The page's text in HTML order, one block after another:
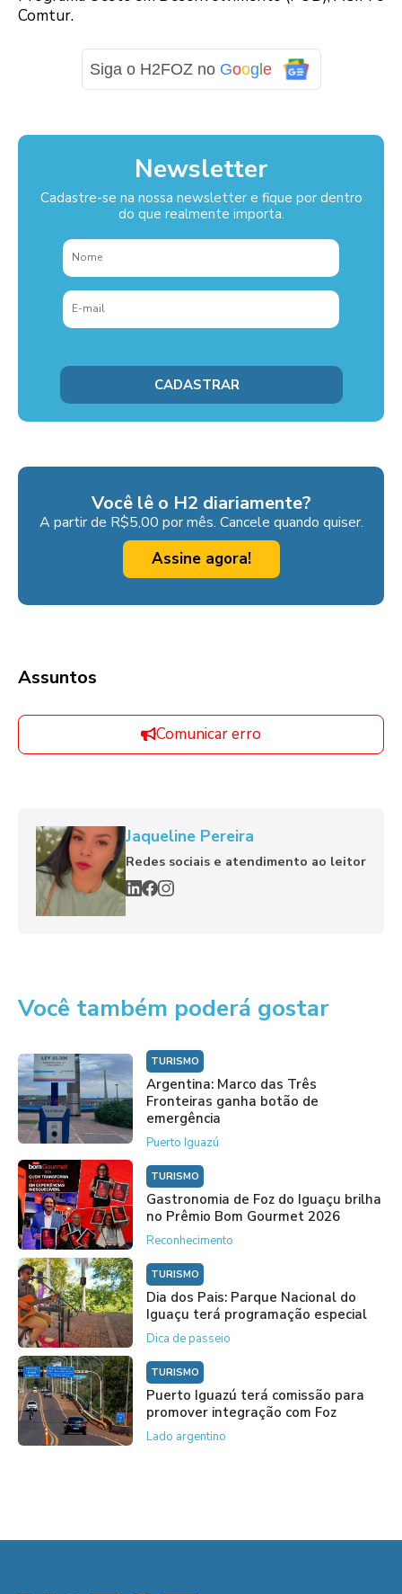
Comtur.
Siga o H2FOZ no Goog e
Newsletter
Cadastre-se na nossa newsletter e fique por dentro
do que realmente importa.
Você lê o H2 diariamente?
A partir de R$5,00 por mês. Cancele quando quiser.
Assine agora!
Assuntos
Comunicar erro
Jaqueline Pereira
Redes sociais e atendimento ao leitor
Você também poderá gostar
TURISMO
Argentina: Marco das Três
Fronteiras ganha botão de
emergência
Puerto Iguazú
TURISMO
Gastronomia de Foz do Iguaçu brilha
no Prêmio Bom Gourmet 2026
Reconhecimento
TURISMO
Dia dos Pais: Parque Nacional do
Iguaçu terá programação especial
Dica de passeio
TURISMO
Puerto Iguazú terá comissão para
promover integração com Foz
Lado argentino